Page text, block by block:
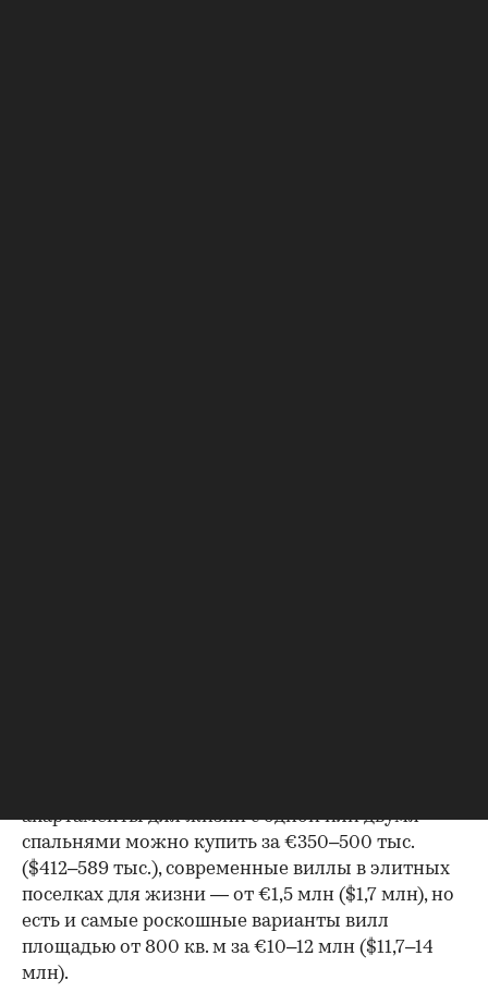
апартаменты для жизни с одной или двумя
спальнями можно купить за €350–500 тыс.
($412–589 тыс.), современные виллы в элитных
поселках для жизни — от €1,5 млн ($1,7 млн), но
есть и самые роскошные варианты вилл
площадью от 800 кв. м за €10–12 млн ($11,7–14
млн).